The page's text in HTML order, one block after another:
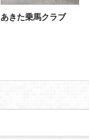
あきた乗馬クラブ